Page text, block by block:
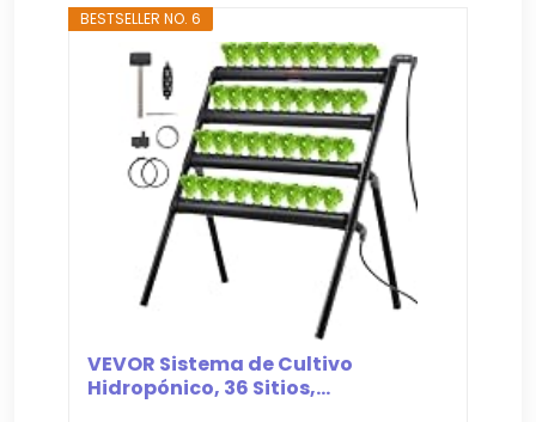
BESTSELLER NO. 6
VEVOR Sistema de Cultivo
Hidropónico, 36 Sitios,...